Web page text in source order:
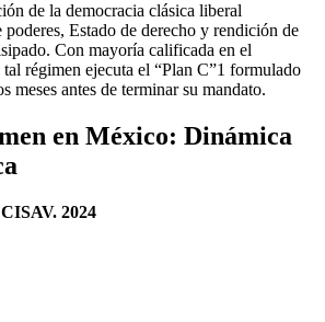
de la democracia clásica liberal
Estado de derecho y rendición de
Con mayoría calificada en el
régimen ejecuta el “Plan C”1 formulado
meses antes de terminar su mandato.
en México: Dinámica
2024